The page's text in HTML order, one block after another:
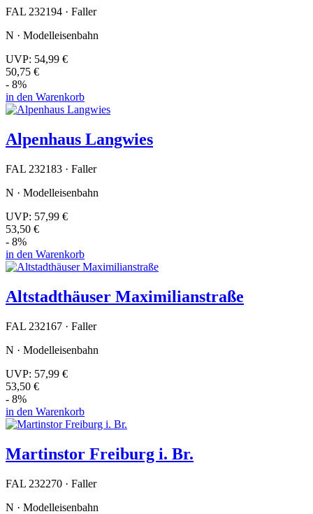
FAL 232194 · Faller
N · Modelleisenbahn
UVP: 54,99 €
50,75 €
- 8%
in den Warenkorb
Alpenhaus Langwies
FAL 232183 · Faller
N · Modelleisenbahn
UVP: 57,99 €
53,50 €
- 8%
in den Warenkorb
Altstadthäuser Maximilianstraße
FAL 232167 · Faller
N · Modelleisenbahn
UVP: 57,99 €
53,50 €
- 8%
in den Warenkorb
Martinstor Freiburg i. Br.
FAL 232270 · Faller
N · Modelleisenbahn